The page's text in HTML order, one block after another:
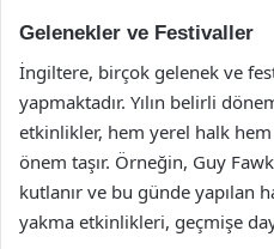
Gelenekler ve Festivaller
İngiltere, birçok gelenek ve
yapmaktadır. Yılın belirli
etkinlikler, hem yerel halk
önem taşır. Örneğin, Guy
kutlanır ve bu günde yapılan
yakma etkinlikleri, geçmişe